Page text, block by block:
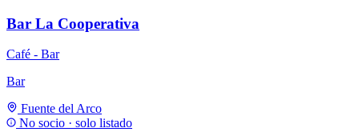
Bar La Cooperativa
Café - Bar
Bar
Fuente del Arco
No socio · solo listado